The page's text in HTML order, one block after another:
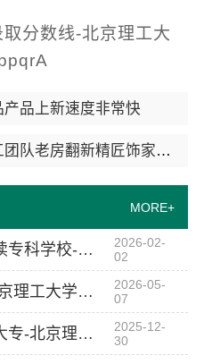
分数线-北京理工大
产品上新速度非常快
队老房翻新精匠饰家优选
MORE+
广东省全日制专本连读专科学校-北京理工大学珠海学院继续教育学院
2026-02-
02
珠海大专学校报考-北京理工大学珠海学院继续教育学院
2026-05-
07
珠海专本连读全日制大专-北京理工大学珠海学院继续教育学院
2025-12-
30